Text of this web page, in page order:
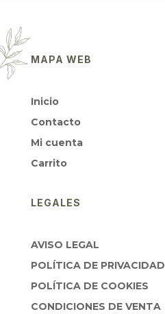
MAPA WEB
Inicio
Contacto
Mi cuenta
Carrito
LEGALES
AVISO LEGAL
POLÍTICA DE PRIVACIDAD
POLÍTICA DE COOKIES
CONDICIONES DE VENTA